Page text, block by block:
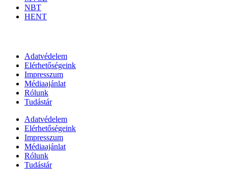
NBT
HENT
Adatvédelem
Elérhetőségeink
Impresszum
Médiaajánlat
Rólunk
Tudástár
Adatvédelem
Elérhetőségeink
Impresszum
Médiaajánlat
Rólunk
Tudástár